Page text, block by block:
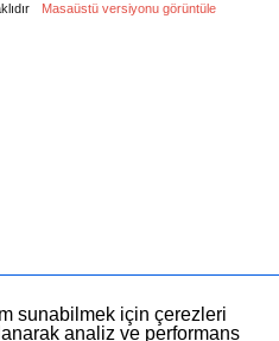
Masaüstü versiyonu görüntüle
sunabilmek için çerezleri
analiz ve performans